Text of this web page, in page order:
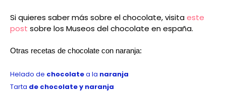
Si quieres saber más sobre el chocolate, visitaeste
post sobre los Museos del chocolate en españa.
Otras recetas de chocolate con naranja:
Helado de chocolatea la naranja
Tarta de chocolate y naranja